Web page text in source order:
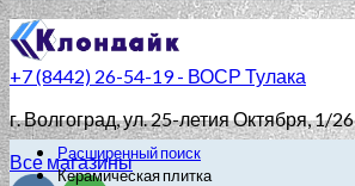
+7 (8442) 26-54-19 - ВОСР Тулака
г. Волгоград, ул. 25-летия Октября, 1/26
Все магазины
Расширенный поиск
Керамическая плитка